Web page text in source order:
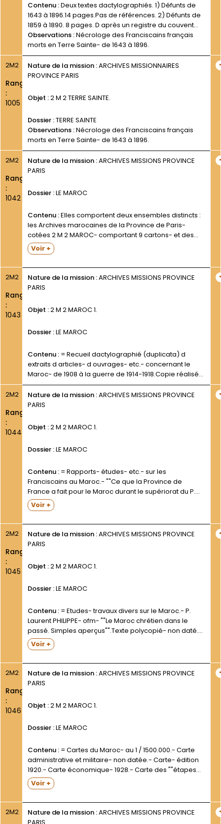
Contenu :Deux textes dactylographiés. 1) Défunts de
1643 à 1896.14 pages.Pas de références. 2) Défunts de
1859 à 1890. 8 pages. D après un registre du couvent
Saint-Sauveur de Jérusalem. Documents découverts
fortuitement fin juillet- début août 2009.
Observations :Nécrologe des Franciscains français
morts en Terre Sainte- de 1643 à 1896.
2M2
Rang
:
1005
Nature de la mission :ARCHIVES MISSIONNAIRES
PROVINCE PARIS
Objet :2 M 2 TERRE SAINTE.
Dossier :TERRE SAINTE
Observations :Nécrologe des Franciscains français
morts en Terre Sainte- de 1643 à 1896.
2M2
Rang
:
1042
Nature de la mission :ARCHIVES MISSIONS PROVINCE
PARIS
Dossier :LE MAROC
Contenu :Elles comportent deux ensembles distincts :
les Archives marocaines de la Province de Paris-
cotées 2 M 2 MAROC- comportant 9 cartons- et des
pièces hors carton; et les Archives de la Custodie du
Maroc- transférées de Célony / Aix-en-Provence...
Voir +
2M2
Rang
:
1043
Nature de la mission :ARCHIVES MISSIONS PROVINCE
PARIS
Objet :2 M 2 MAROC 1.
Dossier :LE MAROC
Contenu := Recueil dactylographié (duplicata) d
extraits d articles- d ouvrages- etc.- concernant le
Maroc- de 1908 à la guerre de 1914-1918.Copie réalisée
par ou pour le P. Maurice Bertin- ofm.
2M2
Rang
:
1044
Nature de la mission :ARCHIVES MISSIONS PROVINCE
PARIS
Objet :2 M 2 MAROC 1.
Dossier :LE MAROC
Contenu := Rapports- études- etc.- sur les
Franciscains au Maroc.- ""Ce que la Province de
France a fait pour le Maroc durant le supériorat du P.
Maurice Bertin (1916-1919) d après les
correspondances gardées aux Archives de la
Voir +
2M2
Rang
:
1045
Nature de la mission :ARCHIVES MISSIONS PROVINCE
PARIS
Objet :2 M 2 MAROC 1.
Dossier :LE MAROC
Contenu := Etudes- travaux divers sur le Maroc.- P.
Laurent PHILIPPE- ofm- ""Le Maroc chrétien dans le
passé. Simples aperçus"".Texte polycopié- non daté.-
""Note sur la situation religieuse des Berbères
marocains par un groupe de catholiques du Maroc"".
Voir +
2M2
Rang
:
1046
Nature de la mission :ARCHIVES MISSIONS PROVINCE
PARIS
Objet :2 M 2 MAROC 1.
Dossier :LE MAROC
Contenu := Cartes du Maroc- au 1 / 1500.000.- Carte
administrative et militaire- non datée.- Carte- édition
1920.- Carte économique- 1928.- Carte des ""étapes
de la pacification française"" (1933).- Carte
administrative- 1933.= Plan imprimé- non daté- de la
Voir +
2M2 Nature de la mission :ARCHIVES MISSIONS PROVINCE